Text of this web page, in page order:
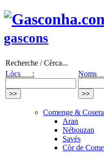
gascons
Recherche / Cèrca...
Lòcs :
Comenge &
Aran
Nébouzan
Savés
Còr de